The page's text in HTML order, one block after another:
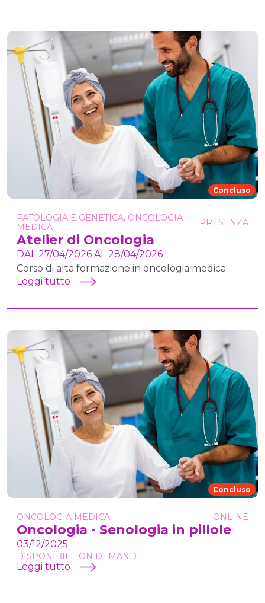
Concluso
PATOLOGIA E GENETICA, ONCOLOGIA
MEDICA
PRESENZA
Atelier di Oncologia
DAL 27/04/2026 AL 28/04/2026
Corso di alta formazione in oncologia medica
Leggi tutto
Concluso
ONCOLOGIA MEDICA ONLINE
Oncologia - Senologia in pillole
03/12/2025
DISPONIBILE ON DEMAND
Leggi tutto